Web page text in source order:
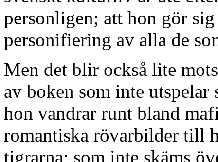
personligen; att hon gör
personifiering av alla de
Men det blir också lite
av boken som inte
hon vandrar runt bland
romantiska rövarbilder till
tigrarna; som inte skäms